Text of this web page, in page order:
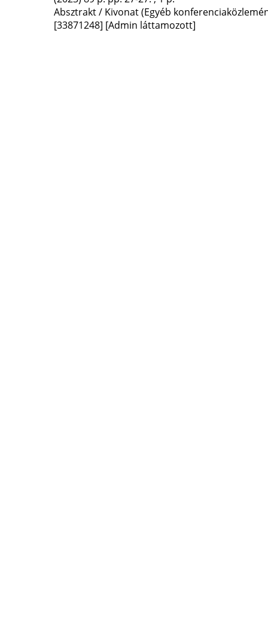
Absztrakt / Kivonat (Egyéb
[33871248] [Admin láttamozott]